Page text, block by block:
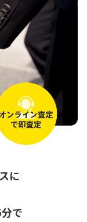
牛込柳町
大久保
楽河岸
霞ケ丘町
歌舞伎町
河田町
に
で